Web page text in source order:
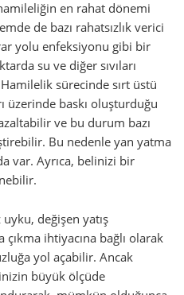
en rahat dönemi
de bazı rahatsızlık verici
yolu enfeksiyonu gibi bir
su ve diğer sıvıları
sürecinde sırt üstü
üzerinde baskı oluşturduğu
ve bu durum bazı
Bu nedenle yan yatma
var. Ayrıca, belinizi bir
değişen yatış
ihtiyacına bağlı olarak
yol açabilir. Ancak
büyük ölçüde